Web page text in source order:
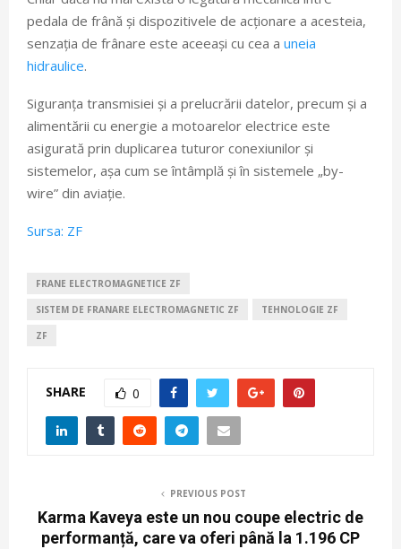
pedala de frână și dispozitivele de acționare a acesteia,
senzația de frânare este aceeași cu cea a uneia
hidraulice.
Siguranța transmisiei și a prelucrării datelor, precum și a
alimentării cu energie a motoarelor electrice este
asigurată prin duplicarea tuturor conexiunilor și
sistemelor, așa cum se întâmplă și în sistemele „by-
wire” din aviație.
Sursa: ZF
FRANE ELECTROMAGNETICE ZF
SISTEM DE FRANARE ELECTROMAGNETIC ZF TEHNOLOGIE ZF
ZF
SHARE 0
PREVIOUS POST
Karma Kaveya este un nou coupe electric de
performanță, care va oferi până la 1.196 CP